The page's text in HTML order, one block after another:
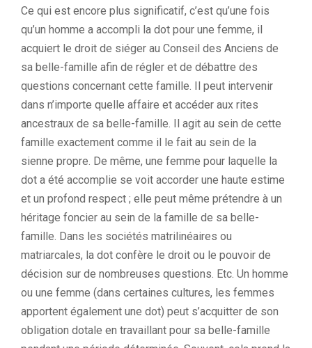
Ce qui est encore plus significatif, c’est qu’une fois
qu’un homme a accompli la dot pour une femme, il
acquiert le droit de siéger au Conseil des Anciens de
sa belle-famille afin de régler et de débattre des
questions concernant cette famille. Il peut intervenir
dans n’importe quelle affaire et accéder aux rites
ancestraux de sa belle-famille. Il agit au sein de cette
famille exactement comme il le fait au sein de la
sienne propre. De même, une femme pour laquelle la
dot a été accomplie se voit accorder une haute estime
et un profond respect ; elle peut même prétendre à un
héritage foncier au sein de la famille de sa belle-
famille. Dans les sociétés matrilinéaires ou
matriarcales, la dot confère le droit ou le pouvoir de
décision sur de nombreuses questions. Etc. Un homme
ou une femme (dans certaines cultures, les femmes
apportent également une dot) peut s’acquitter de son
obligation dotale en travaillant pour sa belle-famille